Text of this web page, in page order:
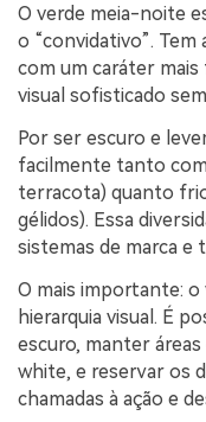
O verde meia-noite
o “convidativo”.
com um caráter
visual sofisticado
Por ser escuro e
facilmente tanto
terracota) quanto
gélidos). Essa
sistemas de marca e
O mais importante:
hierarquia visual. É
escuro, manter
white, e reservar os
chamadas à ação e